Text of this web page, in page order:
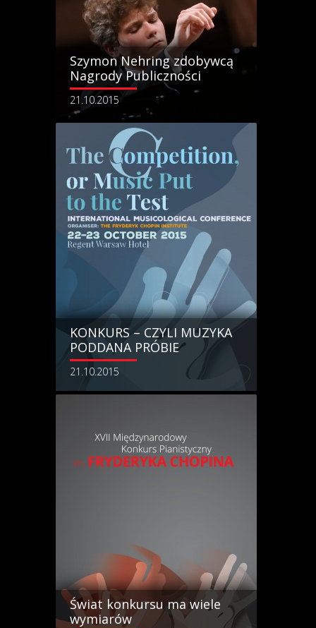
Szymon Nehring zdobywcą
Nagrody Publiczności
21.10.2015
KONKURS – CZYLI MUZYKA
PODDANA PRÓBIE
21.10.2015
Świat konkursu ma wiele
wymiarów